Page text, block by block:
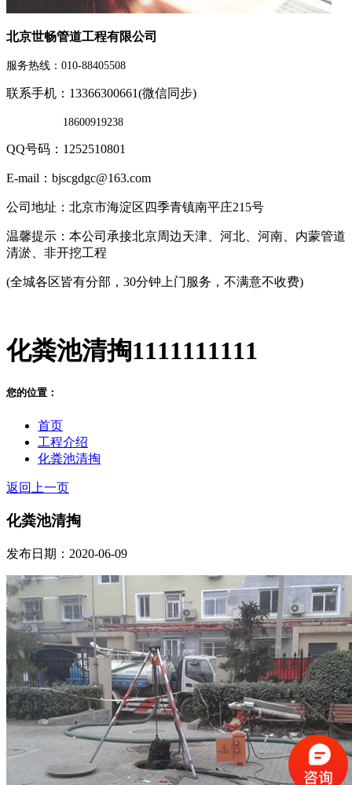
北京世畅管道工程有限公司
服务热线：010-88405508
联系手机：13366300661(微信同步)
18600919238
QQ号码：1252510801
E-mail：bjscgdgc@163.com
公司地址：北京市海淀区四季青镇南平庄215号
温馨提示：本公司承接北京周边天津、河北、河南、内蒙管道
清淤、非开挖工程
(全城各区皆有分部，30分钟上门服务，不满意不收费)
化粪池清掏1111111111
您的位置：
首页
工程介绍
化粪池清掏
返回上一页
化粪池清掏
发布日期：2020-06-09